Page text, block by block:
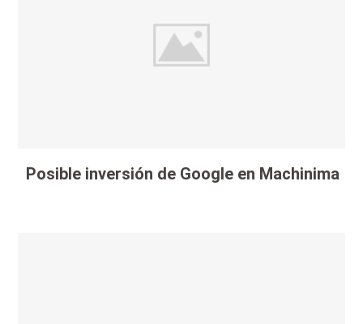
Posible inversión de Google en Machinima